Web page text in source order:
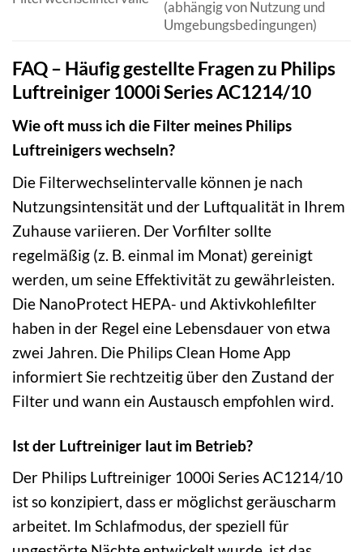
(abhängig von Nutzung und
Umgebungsbedingungen)
FAQ – Häufig gestellte Fragen zu Philips
Luftreiniger 1000i Series AC1214/10
Wie oft muss ich die Filter meines Philips
Luftreinigers wechseln?
Die Filterwechselintervalle können je nach
Nutzungsintensität und der Luftqualität in Ihrem
Zuhause variieren. Der Vorfilter sollte
regelmäßig (z. B. einmal im Monat) gereinigt
werden, um seine Effektivität zu gewährleisten.
Die NanoProtect HEPA- und Aktivkohlefilter
haben in der Regel eine Lebensdauer von etwa
zwei Jahren. Die Philips Clean Home App
informiert Sie rechtzeitig über den Zustand der
Filter und wann ein Austausch empfohlen wird.
Ist der Luftreiniger laut im Betrieb?
Der Philips Luftreiniger 1000i Series AC1214/10
ist so konzipiert, dass er möglichst geräuscharm
arbeitet. Im Schlafmodus, der speziell für